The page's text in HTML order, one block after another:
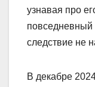
узнавая про
повседневный
следствие не
В декабре